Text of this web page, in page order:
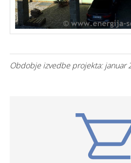
Obdobje izvedbe projekta: januar